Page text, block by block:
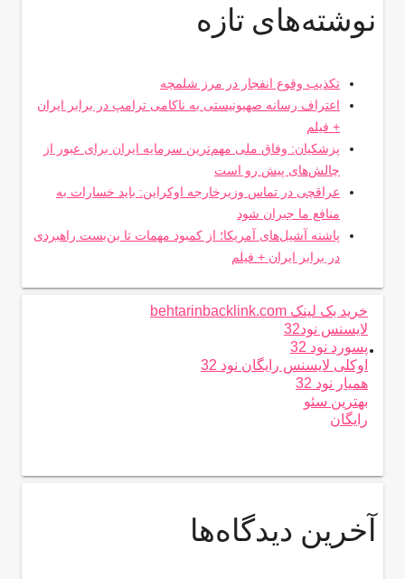
نوشته‌های تازه
تکذیب وقوع انفجار در مرز شلمچه
اعتراف رسانه صهیونیستی به ناکامی ترامپ در برابر ایران
+ فیلم
پزشکیان: وفاق ملی مهم‌ترین سرمایه ایران برای عبور از
چالش‌های پیش رو است
عراقچی در تماس وزیرخارجه اوکراین: باید خسارات به
منافع ما جبران شود
پاشنه آشیل‌های آمریکا؛ از کمبود مهمات تا بن‌بست راهبردی
در برابر ایران + فیلم
.
خرید بک لینک behtarinbacklink.com
لایسنس نود32
پسورد نود 32
اوکلی لایسنس رایگان نود 32
همیار نود 32
بهترین سئو
رایگان
آخرین دیدگاه‌ها